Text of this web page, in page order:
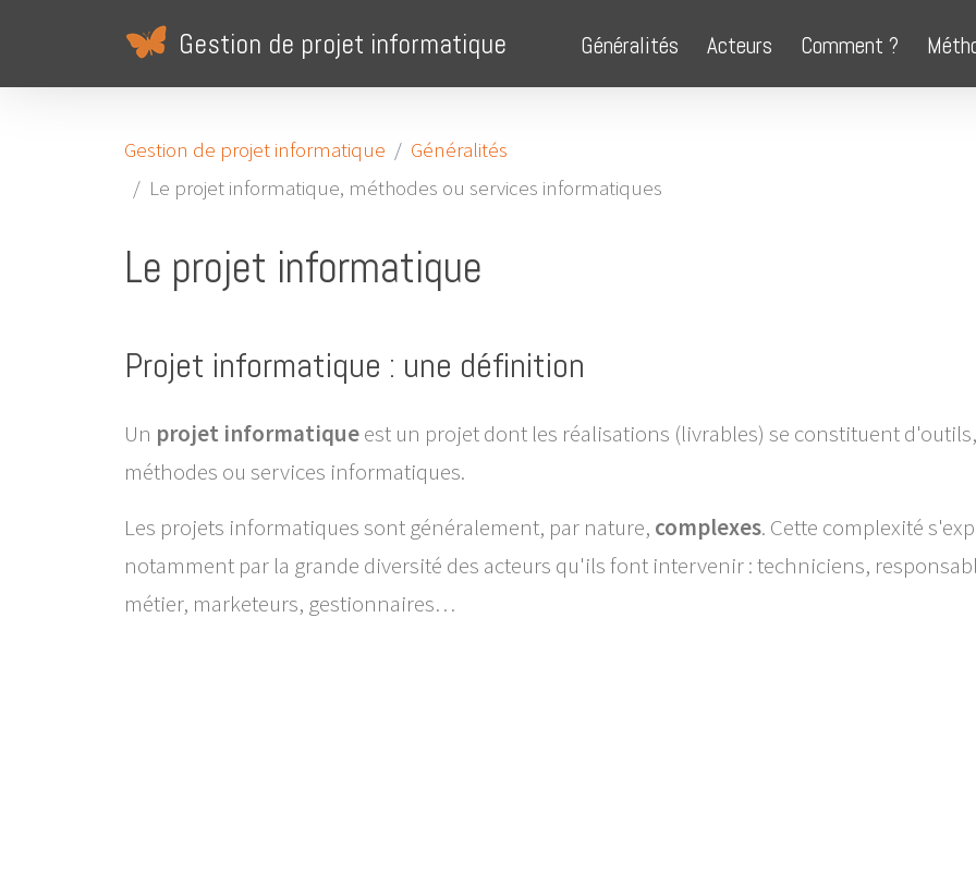
Gestion de projet informatique Généralités Acteurs Comment ?
Gestion de projet informatique
Généralités
Le projet informatique, méthodes ou services informatiques
Le projet informatique
Projet informatique : une définition
Un projet informatiqueest un projet dont les réalisations (livrables) se constituent d'outils,
méthodes ou services informatiques.
Les projets informatiques sont généralement, par nature, complexes. Cette complexité
notamment par la grande diversité des acteurs qu'ils font intervenir : techniciens,
métier, marketeurs, gestionnaires…